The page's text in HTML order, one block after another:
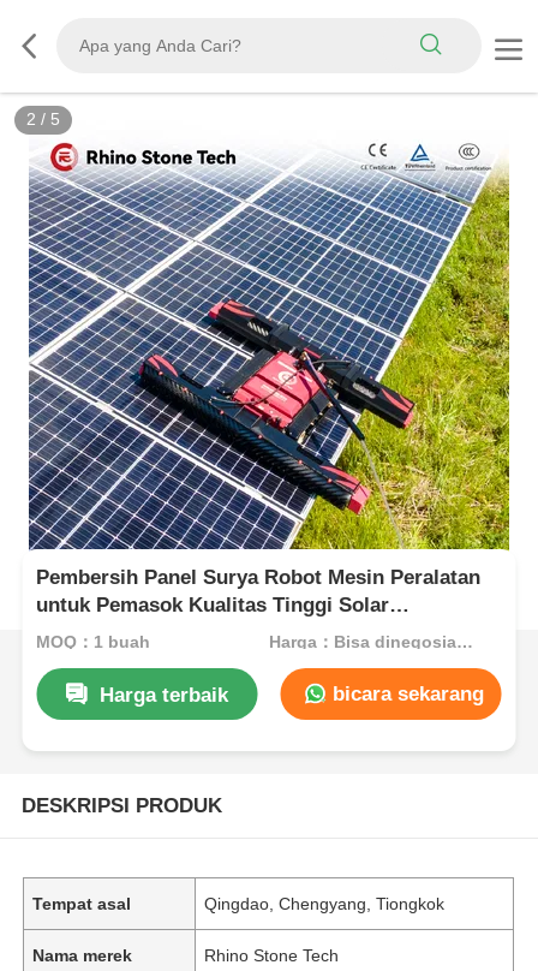
3 / 5
Pembersih Panel Surya Robot Mesin Peralatan
untuk Pemasok Kualitas Tinggi Solar
Photovoltaic Cleaner
MOQ：1 buah Harga：Bisa dinegosiasikan
Harga terbaik bicara sekarang
DESKRIPSI PRODUK
Tempat asal Qingdao, Chengyang, Tiongkok
Nama merek Rhino Stone Tech